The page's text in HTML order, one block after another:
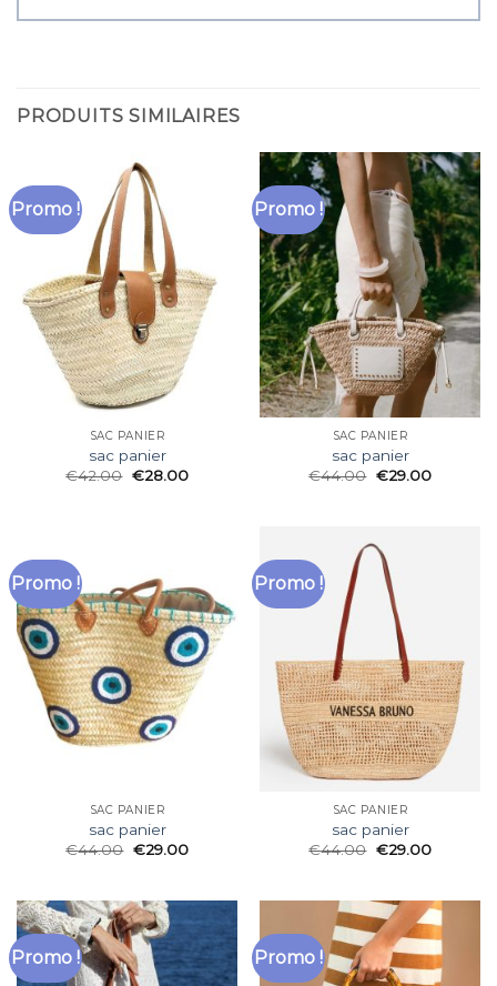
PRODUITS SIMILAIRES
Promo !
SAC PANIER
sac panier
€42.00 €28.00
Promo !
SAC PANIER
sac panier
€44.00 €29.00
Promo !
SAC PANIER
sac panier
€44.00 €29.00
Promo !
SAC PANIER
sac panier
€44.00 €29.00
Promo ! Promo !